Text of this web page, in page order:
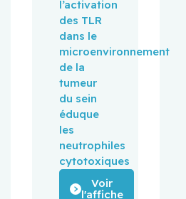
l’activation
des TLR
dans le
microenvironnement
de la
tumeur
du sein
éduque
les
neutrophiles
cytotoxiques
Voir
l'affiche